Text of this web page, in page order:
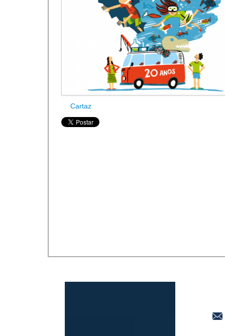
Cartaz